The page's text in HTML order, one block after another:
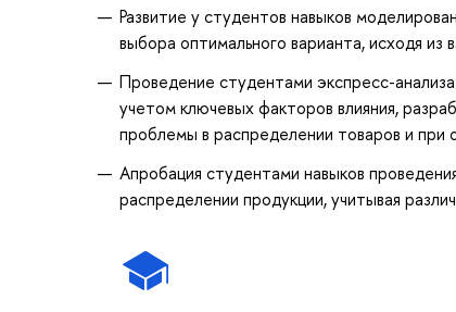
Развитие у студентов навыков
выбора оптимального варианта, исходя из
Проведение студентами экспресс-
учетом ключевых факторов влияния,
проблемы в распределении товаров и при
Апробация студентами навыков
распределении продукции, учитывая